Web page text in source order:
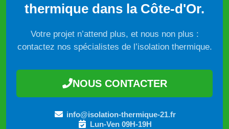
thermique dans la Côte-d'Or.
Votre projet n’attend plus, et nous non plus :
contactez nos spécialistes de l’isolation thermique.
NOUS CONTACTER
info@isolation-thermique-21.fr
Lun-Ven 09H-19H